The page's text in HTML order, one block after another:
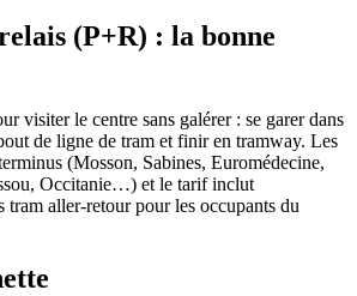
(P+R) : la bonne
visiter le centre sans galérer : se garer dans
de ligne de tram et finir en tramway. Les
(Mosson, Sabines, Euromédecine,
Occitanie…) et le tarif inclut
tram aller-retour pour les occupants du